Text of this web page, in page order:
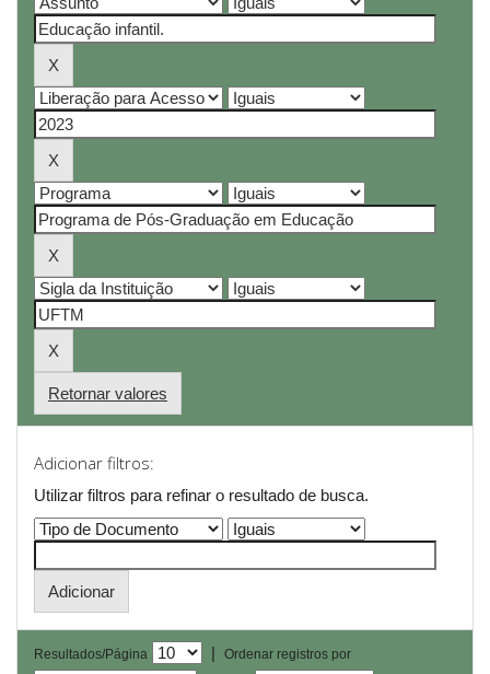
Retornar valores
Adicionar filtros:
Utilizar filtros para refinar o resultado de busca.
Resultados/Página |
Ordenar registros por